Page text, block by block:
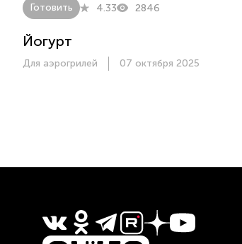
Готовить 4.33 2846
Йогурт
Для аэрогрилей 07 октября 2025